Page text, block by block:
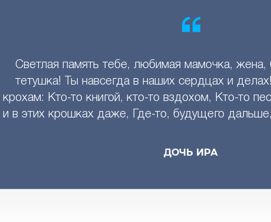
Светлая память тебе, любимая мамочка, жена,
тетушка! Ты навсегда в наших сердцах и
крохам: Кто-то книгой, кто-то вздохом, Кто-то
и в этих крошках даже, Где-то, будущего
ДОЧЬ ИРА